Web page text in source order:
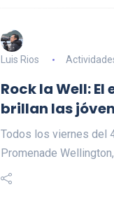
Luis Rios
Rock la Well:
brillan las
Todos los viernes del
Promenade